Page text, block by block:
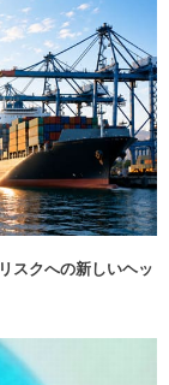
スクへの新しいヘッ